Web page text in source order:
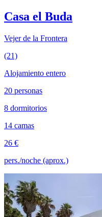
Casa el Buda
Vejer de la Frontera
(21)
Alojamiento entero
20 personas
8 dormitorios
14 camas
26 €
pers./noche (aprox.)